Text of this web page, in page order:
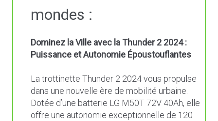
mondes :
Dominez la Ville avec la Thunder 2 2024 :
Puissance et Autonomie Époustouflantes
La trottinette Thunder 2 2024 vous propulse
dans une nouvelle ère de mobilité urbaine.
Dotée d’une batterie LG M50T 72V 40Ah, elle
offre une autonomie exceptionnelle de 120